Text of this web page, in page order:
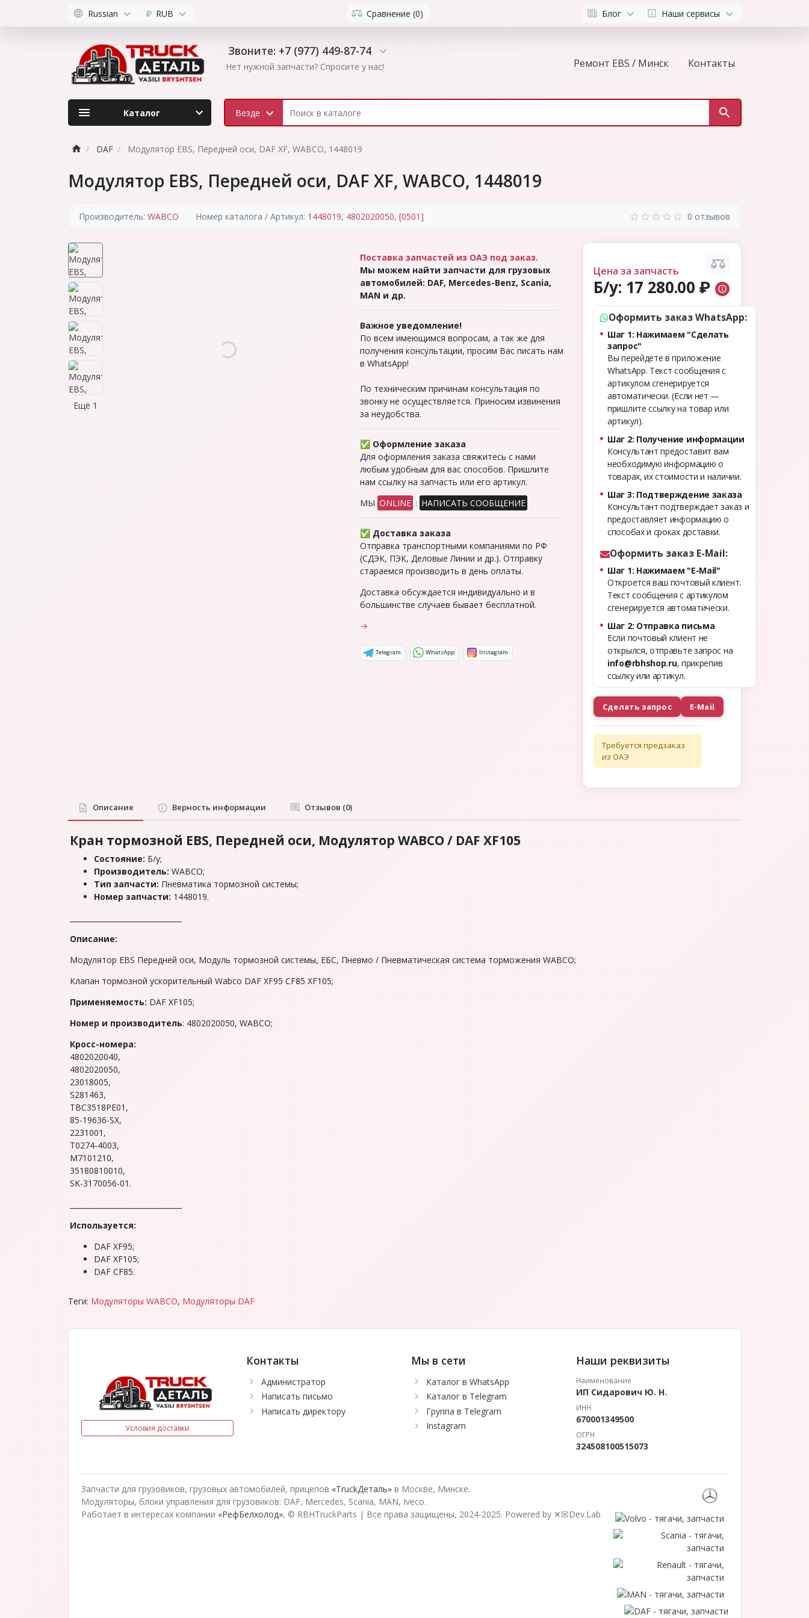
Russian ₽ RUB Сравнение (0) Блог Наши сервисы
Звоните: +7 (977) 449-87-74
Нет нужной запчасти? Спросите у нас!
Везде
Ремонт EBS / Минск Контакты
Каталог
DAF Модулятор EBS, Передней оси, DAF XF, WABCO, 1448019
Модулятор EBS, Передней оси, DAF XF, WABCO, 1448019
Производитель: WABCO Номер каталога / Артикул: 1448019, 4802020050, [0501] 0 отзывов
Ещё 1
Цена за запчасть
Б/у: 17 280.00 ₽
Оформить заказ WhatsApp:
Шаг 1: Нажимаем "Сделать
запрос"
Вы перейдете в приложение
WhatsApp. Текст сообщения с
артикулом сгенерируется
автоматически. (Если нет —
пришлите ссылку на товар или
артикул).
Шаг 2: Получение информации
Консультант предоставит вам
необходимую информацию о
товарах, их стоимости и наличии.
Шаг 3: Подтверждение заказа
Консультант подтверждает заказ и
предоставляет информацию о
способах и сроках доставки.
Оформить заказ E-Mail:
Шаг 1: Нажимаем "E-Mail"
Откроется ваш почтовый клиент.
Текст сообщения с артикулом
сгенерируется автоматически.
Шаг 2: Отправка письма
Если почтовый клиент не
открылся, отправьте запрос на
info@rbhshop.ru, прикрепив
ссылку или артикул.
Сделать запрос E-Mail
Требуется предзаказ
из ОАЭ
Поставка запчастей из ОАЭ под заказ.
Мы можем найти запчасти для грузовых
автомобилей: DAF, Mercedes-Benz, Scania,
MAN и др.
Важное уведомление!
По всем имеющимся вопросам, а так же для
получения консультации, просим Вас писать нам
в WhatsApp!
По техническим причинам консультация по
звонку не осуществляется. Приносим извинения
за неудобства.
✅ Оформление заказа
Для оформления заказа свяжитесь с нами
любым удобным для вас способов. Пришлите
нам ссылку на запчасть или его артикул.
МЫ ONLINE : НАПИСАТЬ СООБЩЕНИЕ
✅ Доставка заказа
Отправка транспортными компаниями по РФ
(СДЭК, ПЭК, Деловые Линии и др.). Отправку
стараемся производить в день оплаты.
Доставка обсуждается индивидуально и в
большинстве случаев бывает бесплатной.
→
Telegram WhatsApp Instagram
Описание Верность информации Отзывов (0)
Кран тopмозной EBS, Передней оси, Модулятор WABCO / DAF XF105
Состояние: Б/у;
Производитель: WABCO;
Тип запчасти: Пневматика тормозной системы;
Номер запчасти: 1448019.
Описание:
Мoдулятор ЕBS Передней оси, Модуль тopмозной системы, EБС, Пнeвмo / Пнeвматичеcкая система тоpмoжения WABCO;
Клапан тормозной ускорительный Wabco DAF XF95 CF85 XF105;
Применяемость: DAF XF105;
Hoмep и производитель: 4802020050, WABCO;
Кросс-номера:
4802020040,
4802020050,
23018005,
S281463,
TBC3518PE01,
85-19636-SX,
2231001,
T0274-4003,
M7101210,
35180810010,
SK-3170056-01.
Используется:
DAF XF95;
DAF XF105;
DAF CF85.
Теги: Модуляторы WABCO, Модуляторы DAF
Условия доставки
Контакты
Администратор
Написать письмо
Написать директору
Мы в сети
Каталог в WhatsApp
Каталог в Telegram
Группа в Telegram
Instagram
Наши реквизиты
Наименование
ИП Сидарович Ю. Н.
ИНН
670001349500
ОГРН
324508100515073
Запчасти для грузовиков, грузовых автомобилей, прицепов «TruckДеталь»в Москве, Минске.
Модуляторы, блоки управления для грузовиков: DAF, Mercedes, Scania, MAN, Iveco.
Работает в интересах компании «РефБелхолод», © RBHTruckParts | Все права защищены, 2024-2025. Powered by ✕☒Dev.Lab